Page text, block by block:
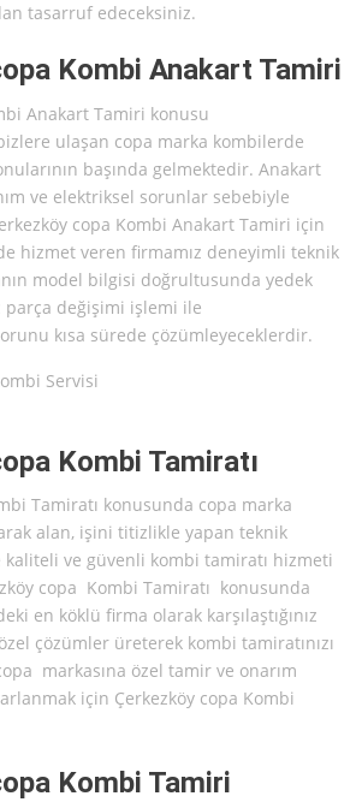
tasarruf edeceksiniz.
Kombi Anakart Tamiri
Anakart Tamiri konusu
ulaşan copa marka kombilerde
başında gelmektedir. Anakart
ve elektriksel sorunlar sebebiyle
copa Kombi Anakart Tamiri için
hizmet veren firmamız deneyimli teknik
model bilgisi doğrultusunda yedek
değişimi işlemi ile
kısa sürede çözümleyeceklerdir.
Kombi Tamiratı
Tamiratı konusunda copa marka
alan, işini titizlikle yapan teknik
ve güvenli kombi tamiratı hizmeti
copa Kombi Tamiratı konusunda
en köklü firma olarak karşılaştığınız
çözümler üreterek kombi tamiratınızı
markasına özel tamir ve onarım
için Çerkezköy copa Kombi
Kombi Tamiri